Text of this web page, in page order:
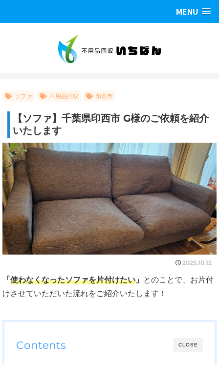
MENU
ソファ 不用品回収 印西市
【ソファ】千葉県印西市 G様のご依頼を紹介
いたします
2025.10.12
「使わなくなったソファを片付けたい 」 とのことで、お片付
けさせていただいた流れをご紹介いたします！
CLOSE
Contents